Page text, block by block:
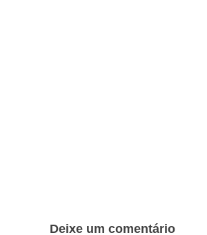
Deixe um comentário